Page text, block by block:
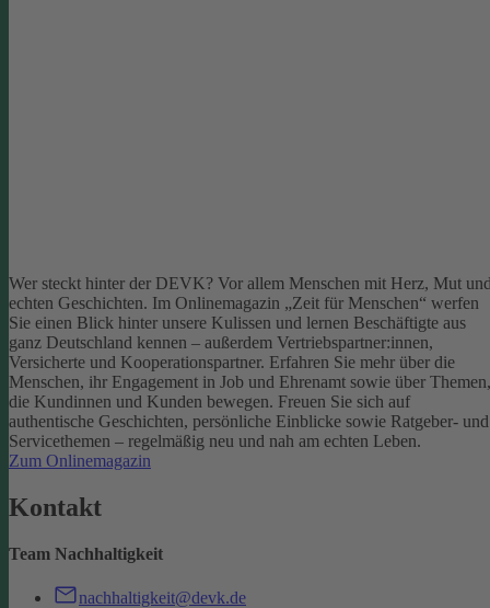
Wer steckt hinter der DEVK? Vor allem Menschen mit Herz, Mut
echten Geschichten. Im Onlinemagazin „Zeit für Menschen“ werfen
Sie einen Blick hinter unsere Kulissen und lernen Beschäftigte aus
ganz Deutschland kennen – außerdem Vertriebspartner:innen,
Versicherte und Kooperationspartner. Erfahren Sie mehr über die
Menschen, ihr Engagement in Job und Ehrenamt sowie über Themen,
die Kundinnen und Kunden bewegen. Freuen Sie sich auf
authentische Geschichten, persönliche Einblicke sowie Ratgeber- und
Servicethemen – regelmäßig neu und nah am echten Leben.
Zum Onlinemagazin
Kontakt
Team Nachhaltigkeit
nachhaltigkeit@devk.de